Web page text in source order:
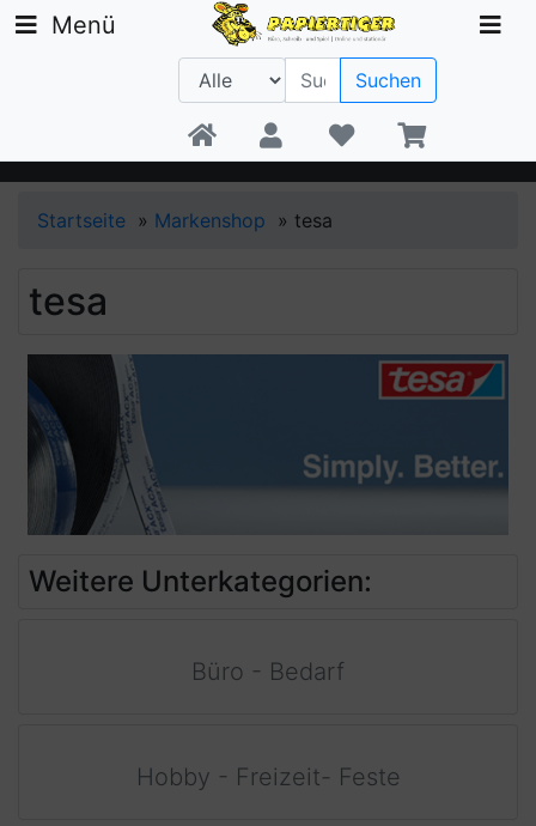
Beratung +49 30 1300 6481
Menü
Suchen
Startseite » Markenshop » tesa
tesa
Weitere Unterkategorien:
Büro - Bedarf
Hobby - Freizeit- Feste